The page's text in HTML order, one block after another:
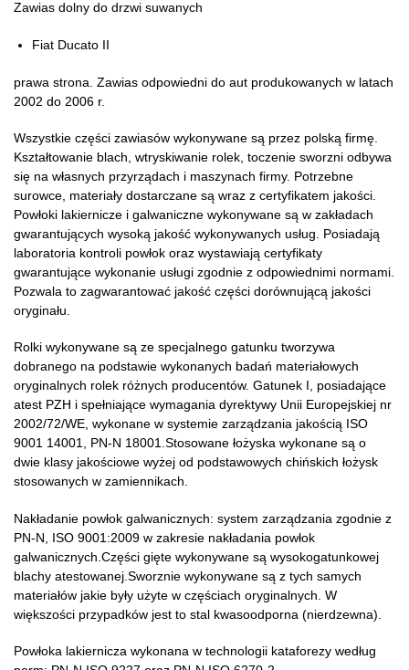
Zawias dolny do drzwi suwanych
Fiat Ducato II
prawa strona. Zawias odpowiedni do aut produkowanych w latach
2002 do 2006 r.
Wszystkie części zawiasów wykonywane są przez polską firmę.
Kształtowanie blach, wtryskiwanie rolek, toczenie sworzni odbywa
się na własnych przyrządach i maszynach firmy. Potrzebne
surowce, materiały dostarczane są wraz z certyfikatem jakości.
Powłoki lakiernicze i galwaniczne wykonywane są w zakładach
gwarantujących wysoką jakość wykonywanych usług. Posiadają
laboratoria kontroli powłok oraz wystawiają certyfikaty
gwarantujące wykonanie usługi zgodnie z odpowiednimi normami.
Pozwala to zagwarantować jakość części dorównującą jakości
oryginału.
Rolki wykonywane są ze specjalnego gatunku tworzywa
dobranego na podstawie wykonanych badań materiałowych
oryginalnych rolek różnych producentów. Gatunek I, posiadające
atest PZH i spełniające wymagania dyrektywy Unii Europejskiej nr
2002/72/WE, wykonane w systemie zarządzania jakością ISO
9001 14001, PN-N 18001.Stosowane łożyska wykonane są o
dwie klasy jakościowe wyżej od podstawowych chińskich łożysk
stosowanych w zamiennikach.
Nakładanie powłok galwanicznych: system zarządzania zgodnie z
PN-N, ISO 9001:2009 w zakresie nakładania powłok
galwanicznych.Części gięte wykonywane są wysokogatunkowej
blachy atestowanej.Sworznie wykonywane są z tych samych
materiałów jakie były użyte w częściach oryginalnych. W
większości przypadków jest to stal kwasoodporna (nierdzewna).
Powłoka lakiernicza wykonana w technologii kataforezy według